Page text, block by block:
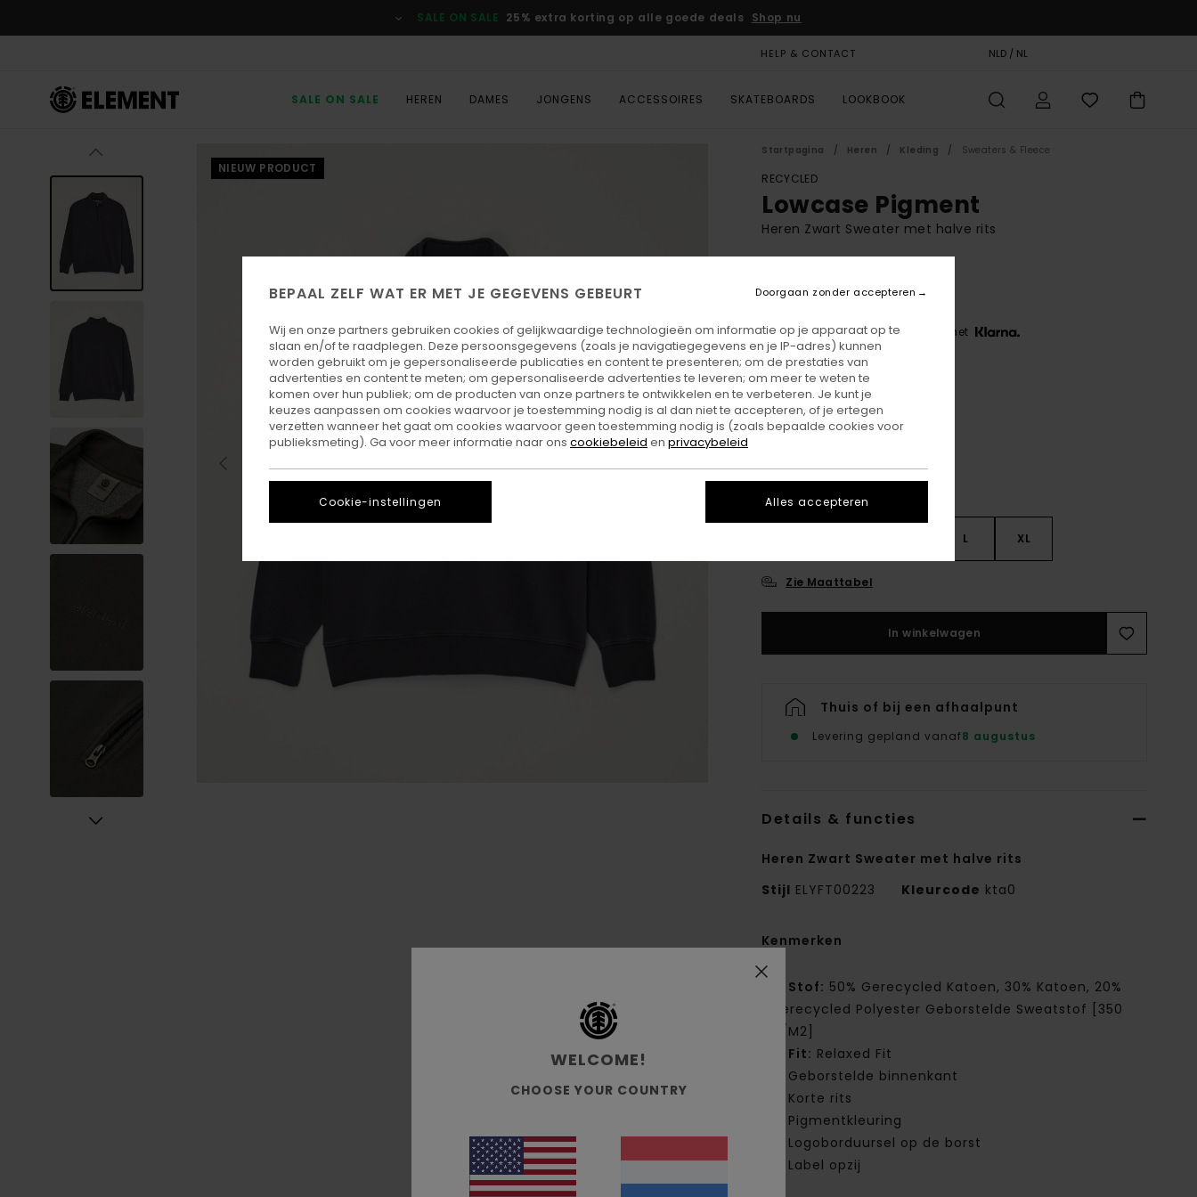
Productinformatie
SALE ON SALE 25% extra korting op alle goede deals Shop nu
HELP & CONTACT NLD / NL
SALE ON SALE HEREN DAMES JONGENS ACCESSOIRES SKATEBOARDS LOOKBOOK
NIEUW PRODUCT
Startpagina Heren Kleding Sweaters & Fleece
RECYCLED
Lowcase Pigment
Heren Zwart Sweater met halve rits
€ 75,00
Betaal 3 x € 25,00, zonder rente met
KleurOff Black
L XL
Zie Maattabel
In winkelwagen
Thuis of bij een afhaalpunt
Levering gepland vanaf8 augustus
Details & functies
Heren Zwart Sweater met halve rits
Stijl ELYFT00223 Kleurcode kta0
Kenmerken
Stof: 50% Gerecycled Katoen, 30% Katoen, 20%
Gerecycled Polyester Geborstelde Sweatstof [350
G/M2]
Fit: Relaxed Fit
Geborstelde binnenkant
Korte rits
Pigmentkleuring
Logoborduursel op de borst
Label opzij
WELCOME!
CHOOSE YOUR COUNTRY
BEPAAL ZELF WAT ER MET JE GEGEVENS GEBEURT
Wij en onze partners gebruiken cookies of gelijkwaardige technologieën om informatie op je apparaat op te
slaan en/of te raadplegen. Deze persoonsgegevens (zoals je navigatiegegevens en je IP-adres) kunnen
worden gebruikt om je gepersonaliseerde publicaties en content te presenteren; om de prestaties van
advertenties en content te meten; om gepersonaliseerde advertenties te leveren; om meer te weten te
komen over hun publiek; om de producten van onze partners te ontwikkelen en te verbeteren. Je kunt je
keuzes aanpassen om cookies waarvoor je toestemming nodig is al dan niet te accepteren, of je ertegen
verzetten wanneer het gaat om cookies waarvoor geen toestemming nodig is (zoals bepaalde cookies voor
publieksmeting). Ga voor meer informatie naar ons cookiebeleid en privacybeleid
Cookie-instellingen
Doorgaan zonder accepteren
Alles accepteren